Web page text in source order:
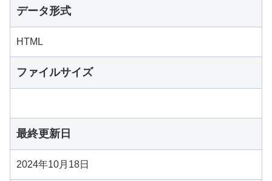
データ形式
HTML
ファイルサイズ
最終更新日
2024年10月18日